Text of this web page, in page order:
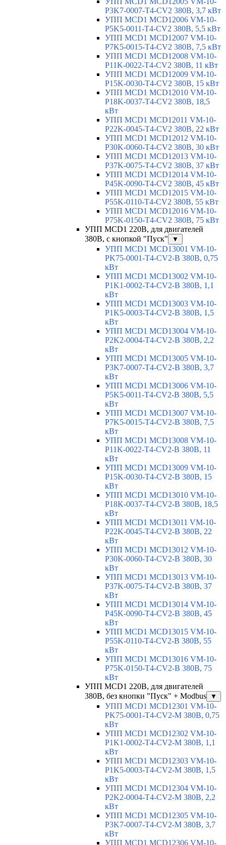
P3K7-0007-T4-CV2 380В, 3,7 кВт
УПП MCD1 MCD12006 VM-10-
P5K5-0011-T4-CV2 380В, 5,5 кВт
УПП MCD1 MCD12007 VM-10-
P7K5-0015-T4-CV2 380В, 7,5 кВт
УПП MCD1 MCD12008 VM-10-
P11K-0022-T4-CV2 380В, 11 кВт
УПП MCD1 MCD12009 VM-10-
P15K-0030-T4-CV2 380В, 15 кВт
УПП MCD1 MCD12010 VM-10-
P18K-0037-T4-CV2 380В, 18,5
кВт
УПП MCD1 MCD12011 VM-10-
P22K-0045-T4-CV2 380В, 22 кВт
УПП MCD1 MCD12012 VM-10-
P30K-0060-T4-CV2 380В, 30 кВт
УПП MCD1 MCD12013 VM-10-
P37K-0075-T4-CV2 380В, 37 кВт
УПП MCD1 MCD12014 VM-10-
P45K-0090-T4-CV2 380В, 45 кВт
УПП MCD1 MCD12015 VM-10-
P55K-0110-T4-CV2 380В, 55 кВт
УПП MCD1 MCD12016 VM-10-
P75K-0150-T4-CV2 380В, 75 кВт
УПП MCD1 220В, для двигателей
380В, с кнопкой "Пуск"
▼
УПП MCD1 MCD13001 VM-10-
PK75-0001-T4-CV2-B 380В, 0,75
кВт
УПП MCD1 MCD13002 VM-10-
P1K1-0002-T4-CV2-B 380В, 1,1
кВт
УПП MCD1 MCD13003 VM-10-
P1K5-0003-T4-CV2-B 380В, 1,5
кВт
УПП MCD1 MCD13004 VM-10-
P2K2-0004-T4-CV2-B 380В, 2,2
кВт
УПП MCD1 MCD13005 VM-10-
P3K7-0007-T4-CV2-B 380В, 3,7
кВт
УПП MCD1 MCD13006 VM-10-
P5K5-0011-T4-CV2-B 380В, 5,5
кВт
УПП MCD1 MCD13007 VM-10-
P7K5-0015-T4-CV2-B 380В, 7,5
кВт
УПП MCD1 MCD13008 VM-10-
P11K-0022-T4-CV2-B 380В, 11
кВт
УПП MCD1 MCD13009 VM-10-
P15K-0030-T4-CV2-B 380В, 15
кВт
УПП MCD1 MCD13010 VM-10-
P18K-0037-T4-CV2-B 380В, 18,5
кВт
УПП MCD1 MCD13011 VM-10-
P22K-0045-T4-CV2-B 380В, 22
кВт
УПП MCD1 MCD13012 VM-10-
P30K-0060-T4-CV2-B 380В, 30
кВт
УПП MCD1 MCD13013 VM-10-
P37K-0075-T4-CV2-B 380В, 37
кВт
УПП MCD1 MCD13014 VM-10-
P45K-0090-T4-CV2-B 380В, 45
кВт
УПП MCD1 MCD13015 VM-10-
P55K-0110-T4-CV2-B 380В, 55
кВт
УПП MCD1 MCD13016 VM-10-
P75K-0150-T4-CV2-B 380В, 75
кВт
УПП MCD1 220В, для двигателей
380В, без кнопки "Пуск" + Modbus
▼
УПП MCD1 MCD12301 VM-10-
PK75-0001-T4-CV2-M 380В, 0,75
кВт
УПП MCD1 MCD12302 VM-10-
P1K1-0002-T4-CV2-M 380В, 1,1
кВт
УПП MCD1 MCD12303 VM-10-
P1K5-0003-T4-CV2-M 380В, 1,5
кВт
УПП MCD1 MCD12304 VM-10-
P2K2-0004-T4-CV2-M 380В, 2,2
кВт
УПП MCD1 MCD12305 VM-10-
P3K7-0007-T4-CV2-M 380В, 3,7
кВт
УПП MCD1 MCD12306 VM-10-